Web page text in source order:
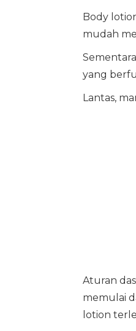
Body
mudah
yang
Lantas,
Aturan
memulai
lotion